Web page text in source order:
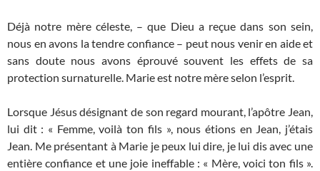
Déjà notre mère céleste, – que Dieu a reçue dans son sein,
nous en avons la tendre confiance – peut nous venir en aide et
sans doute nous avons éprouvé souvent les effets de sa
protection surnaturelle. Marie est notre mère selon l’esprit.
Lorsque Jésus désignant de son regard mourant, l’apôtre Jean,
lui dit : « Femme, voilà ton fils », nous étions en Jean, j’étais
Jean. Me présentant à Marie je peux lui dire, je lui dis avec une
entière confiance et une joie ineffable : « Mère, voici ton fils ».